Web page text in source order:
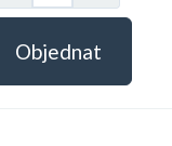
Objednat